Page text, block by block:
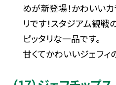
めが新登場！かわいい
リです！スタジアム観戦
ピッタリな一品です。
甘くてかわいいジェフィ